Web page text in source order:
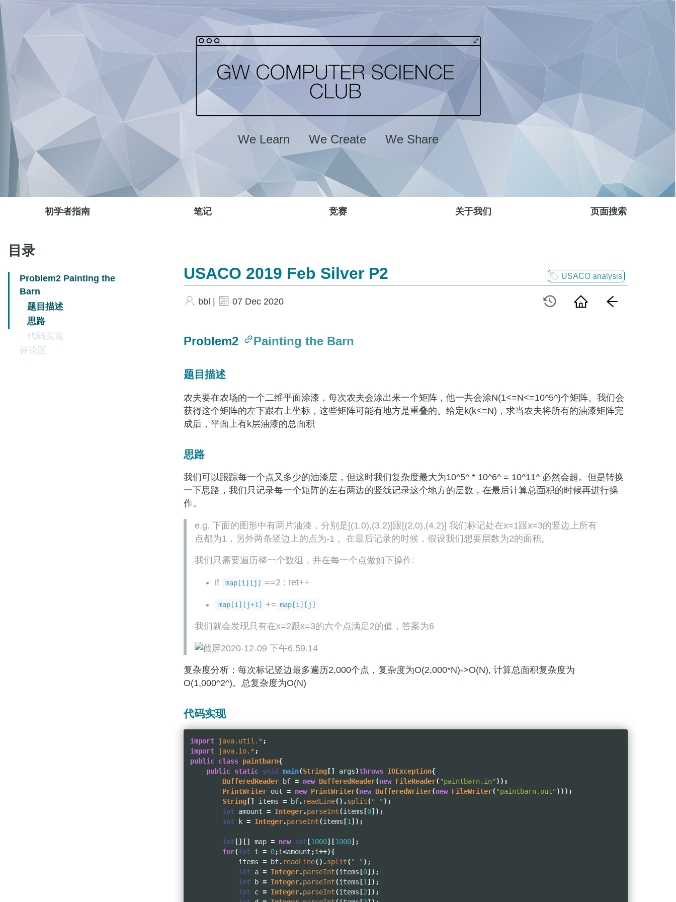
We Learn We Create We Share
初学者指南 笔记 竞赛 关于我们 页面搜索
目录
Problem2 Painting the
Barn
题目描述
思路
代码实现
评论区
USACO 2019 Feb Silver P2 USACO analysis
bbl | 07 Dec 2020
Problem2 Painting the Barn
题目描述
农夫要在农场的一个二维平面涂漆，每次农夫会涂出来一个矩阵，他一共会涂N(1<=N<=10^5^)个矩阵。我们会
获得这个矩阵的左下跟右上坐标，这些矩阵可能有地方是重叠的。给定k(k<=N)，求当农夫将所有的油漆矩阵完
成后，平面上有k层油漆的总面积
思路
我们可以跟踪每一个点又多少的油漆层，但这时我们复杂度最大为10^5^ * 10^6^ = 10^11^ 必然会超。但是转换
一下思路，我们只记录每一个矩阵的左右两边的竖线记录这个地方的层数，在最后计算总面积的时候再进行操
作。
e.g. 下面的图形中有两片油漆，分别是[(1,0),(3,2)]跟[(2,0),(4,2)] 我们标记处在x=1跟x=3的竖边上所有
点都为1，另外两条竖边上的点为-1 。在最后记录的时候，假设我们想要层数为2的面积。
我们只需要遍历整一个数组，并在每一个点做如下操作:
if map[i][j] ==2 : ret++
map[i][j+1] += map[i][j]
我们就会发现只有在x=2跟x=3的六个点满足2的值，答案为6
复杂度分析：每次标记竖边最多遍历2,000个点，复杂度为O(2,000*N)->O(N), 计算总面积复杂度为
O(1,000^2^)。总复杂度为O(N)
代码实现
import java.util.* ;
import
java.io.* ;
public class paintbarn{
public static void main(String[] args)throws IOException{
BufferedReader
bf = new BufferedReader(new FileReader( "paintbarn.in" ));
PrintWriter out = new PrintWriter(new BufferedWriter(new FileWriter( "paintbarn.out" )));
String[] items = bf. readLine().split( " " );
int amount = Integer.parseInt(items [0]);
int
k = Integer.parseInt(items [1 ]);
int[][] map = new int[1000][1000];
for(int i = 0;i<amount ;i++){
items = bf. readLine().split( " " );
int a = Integer.parseInt(items [0]);
int
b = Integer.parseInt(items [1 ]);
int c = Integer.parseInt(items [2]);